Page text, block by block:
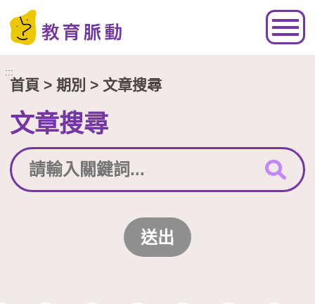
跳到主要內容區塊
:::
首頁 > 期別 > 文章搜尋
文章搜尋
送出